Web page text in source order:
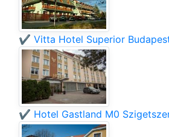
✔️ Vitta Hotel Superior
✔️ Hotel Gastland M0